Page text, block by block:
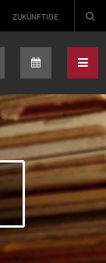
ZUKÜNFTIGE